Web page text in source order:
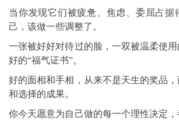
当你发现它们被疲惫、焦虑、委屈占据
己，该做一些调整了。
一张被好好对待过的脸，一双被温柔使
好的“福气证书”。
好的面相和手相，从来不是天生的奖品
和选择的成果。
你今天愿意为自己做的每一个理性决定